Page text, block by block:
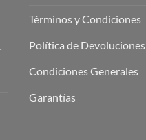
Términos y Condiciones
Política de Devoluciones
Condiciones Generales
Garantías